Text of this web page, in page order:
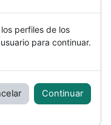
perfiles de los
para continuar.
Continuar